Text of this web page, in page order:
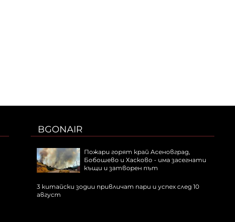
BGONAIR
Пожари горят край Асеновград,
Бобошево и Хасково - има засегнати
къщи и затворен път
3 китайски зодии привличат пари и успех след 10
август